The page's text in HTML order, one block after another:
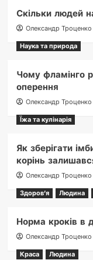
Скільки людей
Олександр Троценко
Наука та природа
Чому фламінго
оперення
Олександр Троценко
Їжа та кулінарія
Як зберігати
корінь
Олександр Троценко
Здоров'я
Людина
Норма кроків в
Олександр Троценко
Краса
Людина